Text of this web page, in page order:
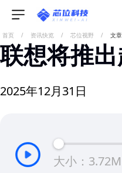
首页 / 资讯快览 / 芯位视野 / 文
联想将推
2025年12月31日
大小：